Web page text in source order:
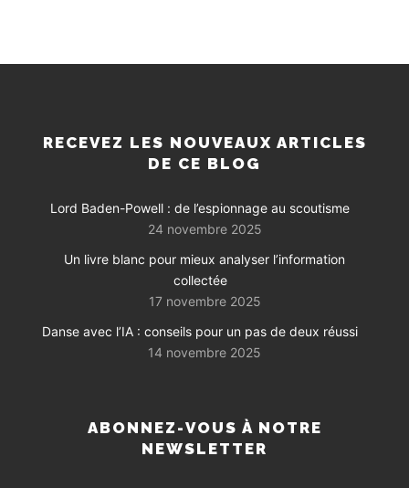
RECEVEZ LES NOUVEAUX ARTICLES
DE CE BLOG
Lord Baden-Powell : de l’espionnage au scoutisme
24 novembre 2025
Un livre blanc pour mieux analyser l’information
collectée
17 novembre 2025
Danse avec l’IA : conseils pour un pas de deux réussi
14 novembre 2025
ABONNEZ-VOUS À NOTRE
NEWSLETTER